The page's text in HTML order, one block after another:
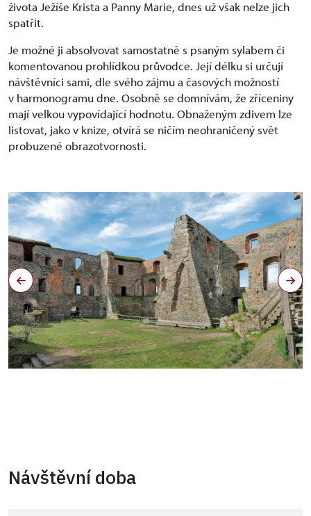
života Ježíše Krista a Panny Marie, dnes už však nelze jich
spatřit.
Je možné ji absolvovat samostatně s psaným sylabem či
komentovanou prohlídkou průvodce. Její délku si určují
návštěvníci sami, dle svého zájmu a časových možností
v harmonogramu dne. Osobně se domnívám, že zříceniny
mají velkou vypovídající hodnotu. Obnaženým zdivem lze
listovat, jako v knize, otvírá se ničím neohraničený svět
probuzené obrazotvornosti.
Návštěvní doba